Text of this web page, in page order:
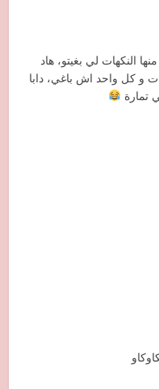
النكهات لي بغيتو، هاد
و كل واحد اش باغي، دابا
تمارة